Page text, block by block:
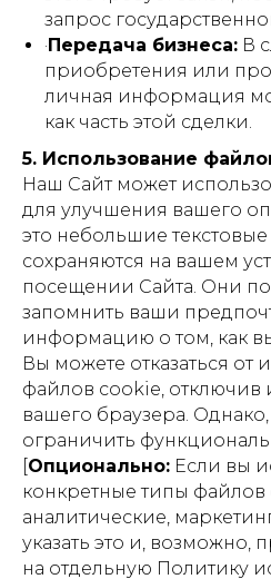
запрос
·Передача бизнеса: В
приобретения или
личная информация
как часть этой сделки.
5. Использование
Наш Сайт может
для улучшения вашего
это небольшие
сохраняются на вашем
посещении Сайта. Они
запомнить ваши
информацию о том, как
Вы можете отказаться от
файлов cookie, отключив
вашего браузера.
ограничить
[Опционально: Если вы
конкретные типы
аналитические,
указать это и, возможно,
на отдельную Политику